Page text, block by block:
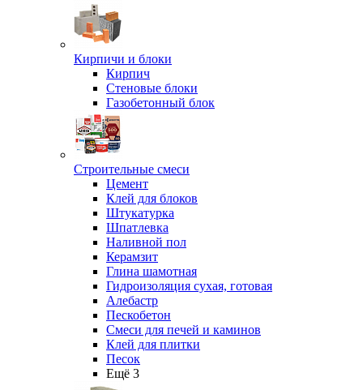
Кирпичи и блоки
Кирпич
Стеновые блоки
Газобетонный блок
Строительные смеси
Цемент
Клей для блоков
Штукатурка
Шпатлевка
Наливной пол
Керамзит
Глина шамотная
Гидроизоляция сухая, готовая
Алебастр
Пескобетон
Смеси для печей и каминов
Клей для плитки
Песок
Ещё 3